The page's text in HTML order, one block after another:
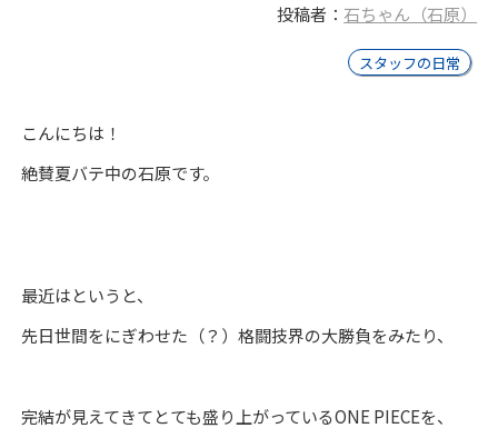
投稿者： 石ちゃん（石原）
スタッフの日常
こんにちは！
絶賛夏バテ中の石原です。
最近はというと、
先日世間をにぎわせた（？）格闘技界の大勝負をみたり、
完結が見えてきてとても盛り上がっているONE PIECEを、